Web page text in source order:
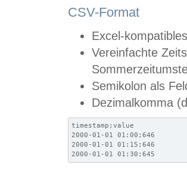
CSV-Format
Excel-
Vereinfachte
Semikolon als
Dezimalkomma
timestamp;value
2000-01-01 01:00;646
2000-01-01 01:15;646
2000-01-01 01:30;645